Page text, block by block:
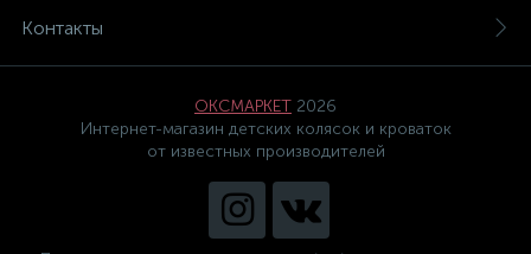
Контакты
ОКСМАРКЕТ 2026
Интернет-магазин детских колясок и кроваток
от известных производителей